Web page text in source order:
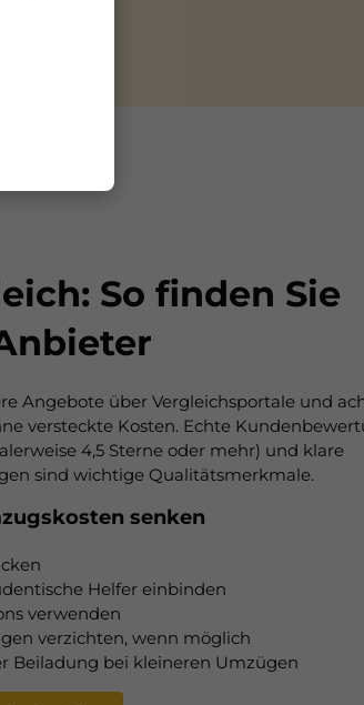
So finden Sie
Angebote über Vergleichsportale und
versteckte Kosten. Echte
4,5 Sterne oder mehr) und klare
sind wichtige Qualitätsmerkmale.
senken
Helfer einbinden
verwenden
verzichten, wenn möglich
Beiladung bei kleineren Umzügen